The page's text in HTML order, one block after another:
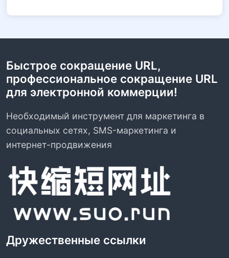
Быстрое сокращение URL,
профессиональное сокращение URL
для электронной коммерции!
Необходимый инструмент для маркетинга в
социальных сетях, SMS-маркетинга и
интернет-продвижения
Дружественные ссылки